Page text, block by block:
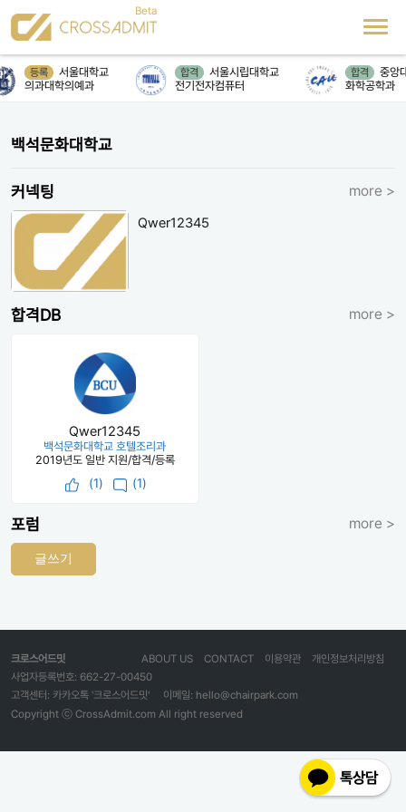
등록
서울대학교
의과대학의예과
합격
서울시립대학교
전기전자컴퓨터
합격
중앙
화학공학과
백석문화대학교
커넥팅 more >
Qwer12345
합격DB more >
Qwer12345
백석문화대학교 호텔조리과
2019년도 일반 지원/합격/등록
(1) (1)
포럼 more >
글쓰기
크로스어드밋 개인정보처리방침
이용약관
CONTACT
ABOUT US
사업자등록번호: 662-27-00450
고객센터: 카카오톡 '크로스어드밋'
이메일: hello@chairpark.com
Copyright ⓒ CrossAdmit.com All right reserved